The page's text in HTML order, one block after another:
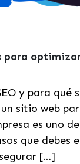
SEO de